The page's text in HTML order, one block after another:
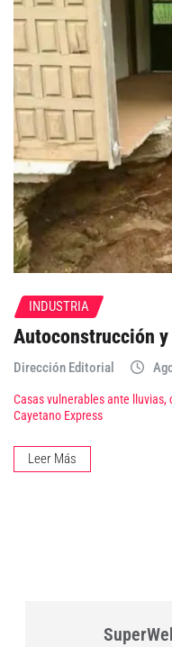
INDUSTRIA
Autoconstrucción
Dirección Editorial
Casas vulnerables ante
Cayetano Express
Leer Más